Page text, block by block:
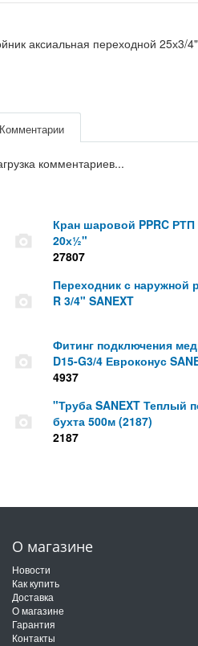
аксиальная переходной 25х3/
комментариев...
Кран шаровой PPRC
20х½"
27807
Переходник с наружной
R 3/4" SANEXT
Фитинг подключения
D15-G3/4 Евроконус
4937
"Труба SANEXT Теплый
бухта 500м (2187)
2187
О магазине
Новости
Как купить
Доставка
О магазине
Гарантия
Контакты